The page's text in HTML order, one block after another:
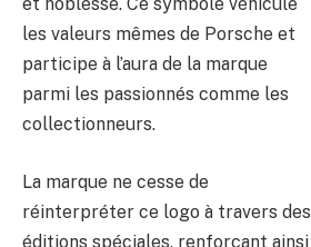
et noblesse. Ce symbole véhicule
les valeurs mêmes de Porsche et
participe à l’aura de la marque
parmi les passionnés comme les
collectionneurs.
La marque ne cesse de
réinterpréter ce logo à travers des
éditions spéciales, renforçant ainsi